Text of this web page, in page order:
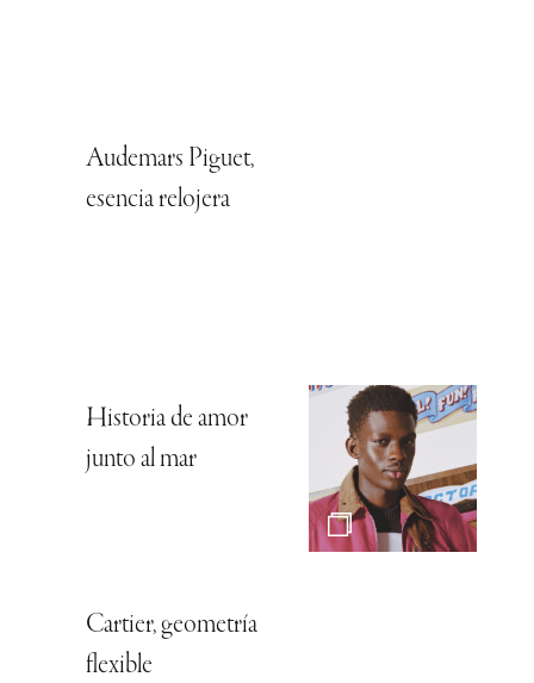
Audemars Piguet,
esencia relojera
Historia de amor
junto al mar
Cartier, geometría
flexible